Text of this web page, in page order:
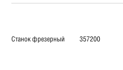
Станок фрезерный 357200